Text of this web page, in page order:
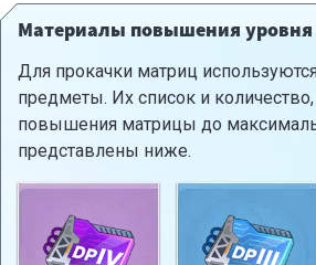
Материалы повышения
Для прокачки матриц
предметы. Их список и
повышения матрицы до
представлены ниже.